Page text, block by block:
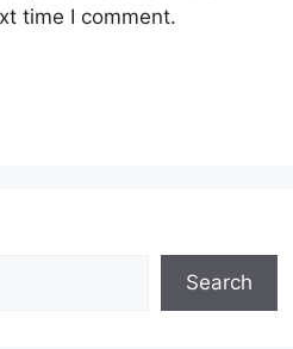
time I comment.
Search